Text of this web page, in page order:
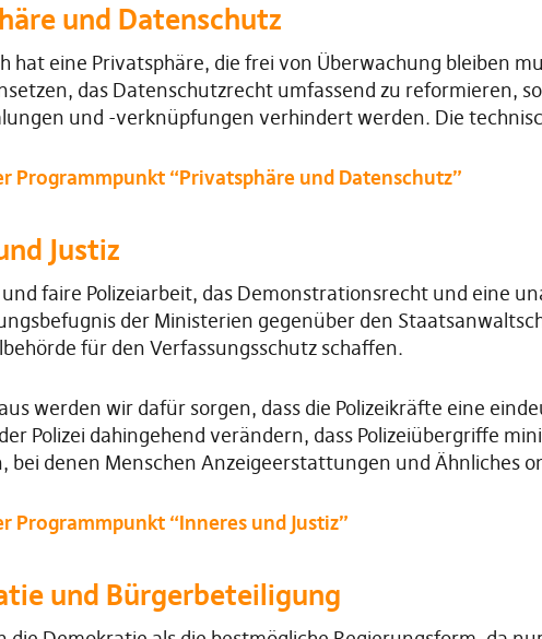
und Datenschutz
hat eine Privatsphäre, die frei von Überwachung bleiben
das Datenschutzrecht umfassend zu reformieren,
und -verknüpfungen verhindert werden. Die
Programmpunkt “Privatsphäre und Datenschutz”
Justiz
faire Polizeiarbeit, das Demonstrationsrecht und eine
der Ministerien gegenüber den
für den Verfassungsschutz schaffen.
werden wir dafür sorgen, dass die Polizeikräfte eine
Polizei dahingehend verändern, dass Polizeiübergriffe
bei denen Menschen Anzeigeerstattungen und Ähnliches
Programmpunkt “Inneres und Justiz”
und Bürgerbeteiligung